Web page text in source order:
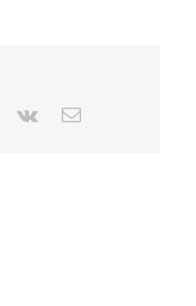
Pinterest
Vk
Correo